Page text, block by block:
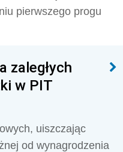
pierwszego progu
zaległych
w PIT
uiszczając
od wynagrodzenia